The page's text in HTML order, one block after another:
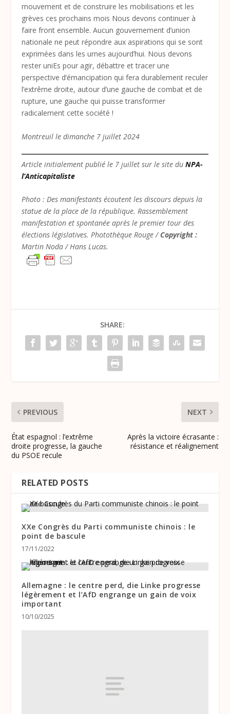
mouvement et de construire les mobilisations et les
grèves ces prochains mois Nous devons continuer à
faire front ensemble. Aucun gouvernement d’union
nationale ne peut répondre aux aspirations qui se sont
exprimées dans les urnes aujourd’hui. Nous devons
rester uniEs pour agir, débattre et tracer une
perspective d’émancipation qui fera durablement reculer
l’extrême droite, autour d’une gauche de combat et de
rupture, une gauche qui puisse transformer
radicalement cette société !
Montreuil le dimanche 7 juillet 2024
Article initialement publié le 7 juillet sur le site duNPA-
l’Anticapitaliste
Photo : Des manifestants écoutent les discours depuis la
statue de la place de la république. Rassemblement
manifestation et spontanée après le premier tour des
élections législatives. Photothèque Rouge / Copyright :
Martin Noda / Hans Lucas.
SHARE:
PREVIOUS
État espagnol : l’extrême
droite progresse, la gauche
du PSOE recule
NEXT
Après la victoire écrasante :
résistance et réalignement
RELATED POSTS
XXe Congrès du Parti communiste chinois : le
point de bascule
17/11/2022
Allemagne : le centre perd, die Linke progresse
légèrement et l’AfD engrange un gain de voix
important
10/10/2025